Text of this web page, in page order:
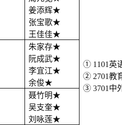
姜添辉★
张宝歌★
王佳佳★
① 1101英
② 2701教
③ 3701中
朱家存★
阮成武★
李宜江★
余俊★
聂竹明★
吴支奎★
刘咏莲★